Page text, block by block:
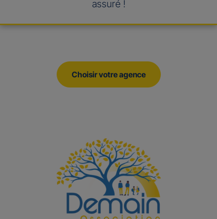
assuré !
Choisir votre agence